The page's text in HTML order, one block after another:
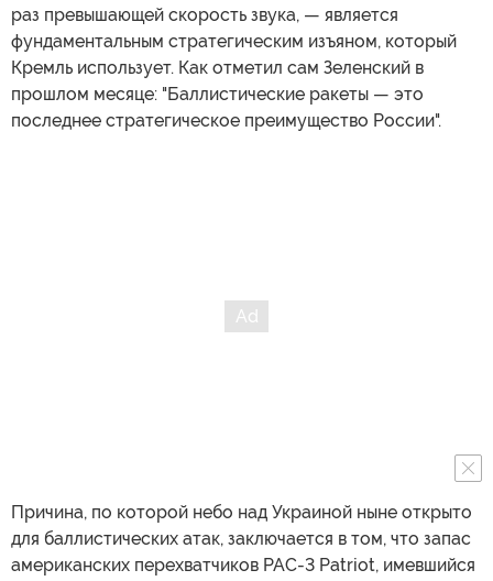
раз превышающей скорость звука, — является
фундаментальным стратегическим изъяном, который
Кремль использует. Как отметил сам Зеленский в
прошлом месяце: "Баллистические ракеты — это
последнее стратегическое преимущество России".
Причина, по которой небо над Украиной ныне открыто
для баллистических атак, заключается в том, что запас
американских перехватчиков PAC-3 Patriot, имевшийся